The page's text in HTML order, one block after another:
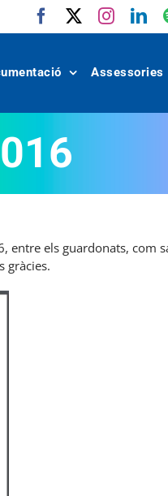
Facebook
Assessories
entre els guardonats, com
gràcies.